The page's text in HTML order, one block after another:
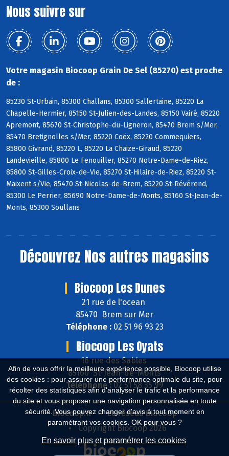
Afin de vous offrir la meilleure expérience possible, Biocoop utilise
des cookies : pour assurer une performance optimale du site, pour
récolter des statistiques afin d'analyser le trafic et la performance
du site et vous proposer une navigation personnalisée en toute
sécurité. Vous pouvez changer d'avis à tout moment en
paramétrant vos cookies. OK pour vous ?
En savoir plus et paramétrer les cookies
Nous suivre sur
Votre magasin Biocoop Grain De Sel (85270) est proche
de :
85230 St-Urbain, 85300 Challans, 85300 Sallertaine, 85220 La
Chapelle-Hermier, 85150 St-Julien-des-Landes, 85150 Vairé, 85220
Apremont, 85670 St-Christophe-du-Ligneron, 85470 Brem s/Mer,
85470 Bretignolles s/Mer, 85220 Coëx, 85220 Commequiers,
85800 Givrand, 85220 L, 85220 La Chaize-Giraud, 85220
Landevieille, 85800 Le Fenouiller, 85270 Notre-Dame-de-Riez,
85800 St-Gilles-Croix-de-Vie, 85270 St-Hilaire-de-Riez, 85220 St-
Maixent s/Vie, 85470 St-Nicolas-de-Brem, 85220 St-Révérend,
85300 Le Perrier, 85690 Notre-Dame-de-Monts, 85160 St-Jean-de-
Monts, 85300 Soullans
Découvrez Nos autres magasins
Biocoop Les Dunes
21 rue de l'ocean
85470 Brem sur Mer
Téléphone :02 51 96 93 23
Biocoop Les Oyats
16 rue des Sables
85160 St-Jean-de-Monts
Téléphone :02 51 58 35 99
Biocoop.fr
Le réseau Biocoop
Copyright Biocoop 2026